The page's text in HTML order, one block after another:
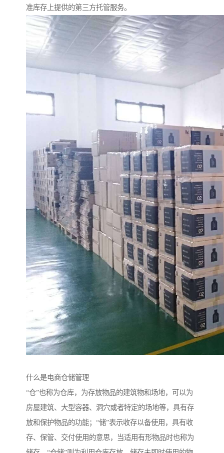
准库存上提供的第三方托管服务。
什么是电商仓储管理
“仓”也称为仓库，为存放物品的建筑物和场地，可以为
房屋建筑、大型容器、洞穴或者特定的场地等，具有存
放和保护物品的功能；“储”表示收存以备使用，具有收
存、保管、交付使用的意思，当适用有形物品时也称为